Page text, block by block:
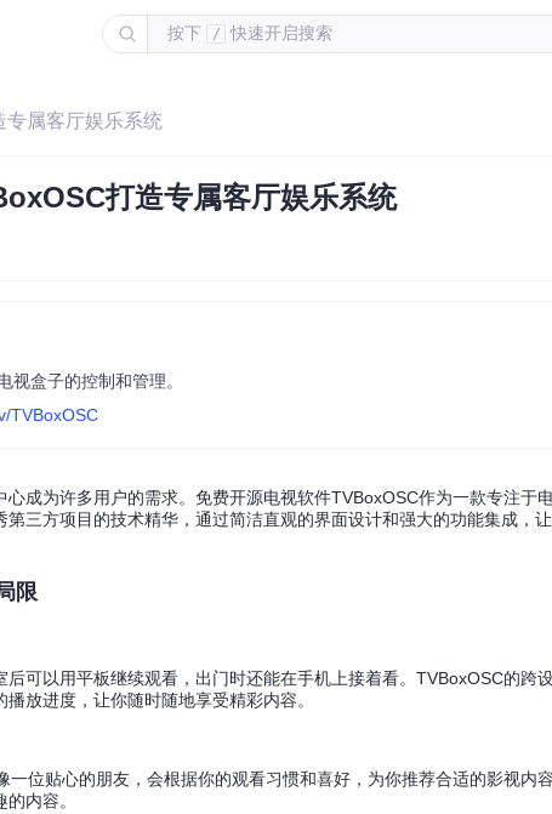
按下 / 快速开启搜索
属客厅娱乐系统
打造专属客厅娱乐系统
盒子的控制和管理。
TVBoxOSC
成为许多用户的需求。免费开源电视软件TVBoxOSC作为一款专注于
三方项目的技术精华，通过简洁直观的界面设计和强大的功能集成，
限
可以用平板继续观看，出门时还能在手机上接着看。TVBoxOSC的跨
放进度，让你随时随地享受精彩内容。
位贴心的朋友，会根据你的观看习惯和喜好，为你推荐合适的影视内
内容。